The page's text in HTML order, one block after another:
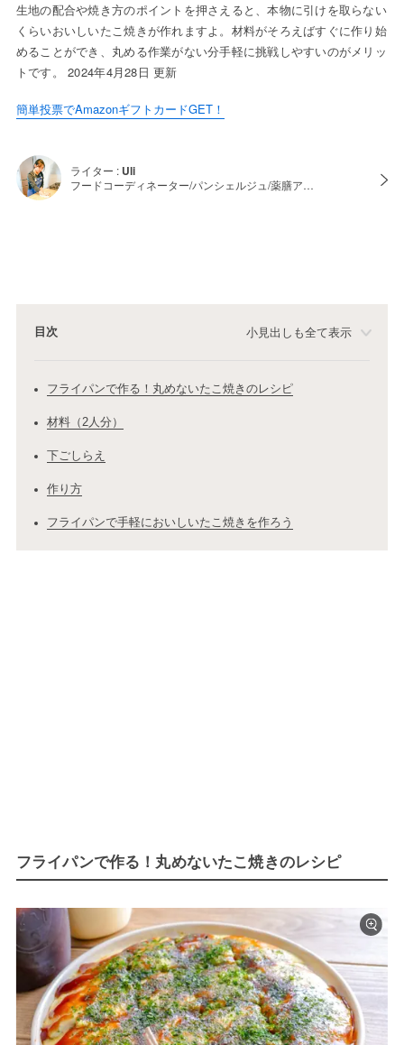
生地の配合や焼き方のポイントを押さえると、本物に引けを取らない
くらいおいしいたこ焼きが作れますよ。材料がそろえばすぐに作り始
めることができ、丸める作業がない分手軽に挑戦しやすいのがメリッ
トです。 2024年4月28日 更新
簡単投票でAmazonギフトカードGET！
ライター : Uli
フードコーディネーター/パンシェルジュ/薬膳ア…
目次 小見出しも全て表示
フライパンで作る！丸めないたこ焼きのレシピ
材料（2人分）
下ごしらえ
作り方
フライパンで手軽においしいたこ焼きを作ろう
フライパンで作る！丸めないたこ焼きのレシピ